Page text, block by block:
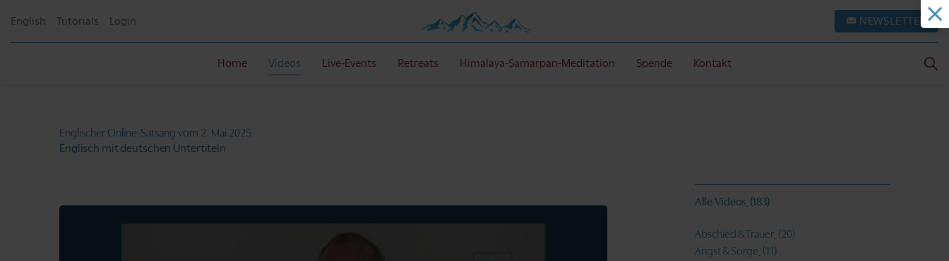
Home Videos Live-Events Retreats Himalaya-Samarpan-Meditation Spende Kontakt
English Tutorials Login NEWSLETTER
Englischer Online-Satsang vom 2. Mai 2025
Englisch mit deutschen Untertiteln
Alle Videos (183)
Abschied & Trauer (20)
Angst & Sorge (11)